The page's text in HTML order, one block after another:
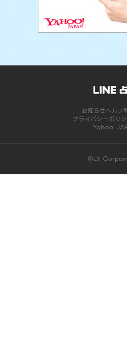
お知らせヘルプ
プライバシーポリ
Yahoo!
©LY
このコンテンツは掲載が終了し